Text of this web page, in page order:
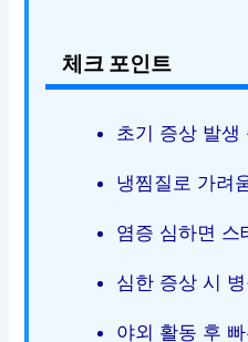
체크 포인트
초기 증상 발생
냉찜질로 가려
염증 심하면 스
심한 증상 시
야외 활동 후